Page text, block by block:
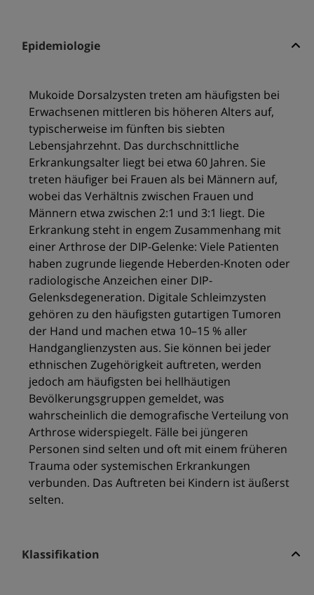
Epidemiologie
Mukoide Dorsalzysten treten am häufigsten bei
Erwachsenen mittleren bis höheren Alters auf,
typischerweise im fünften bis siebten
Lebensjahrzehnt. Das durchschnittliche
Erkrankungsalter liegt bei etwa 60 Jahren. Sie
treten häufiger bei Frauen als bei Männern auf,
wobei das Verhältnis zwischen Frauen und
Männern etwa zwischen 2:1 und 3:1 liegt. Die
Erkrankung steht in engem Zusammenhang mit
einer Arthrose der DIP-Gelenke: Viele Patienten
haben zugrunde liegende Heberden-Knoten oder
radiologische Anzeichen einer DIP-
Gelenksdegeneration. Digitale Schleimzysten
gehören zu den häufigsten gutartigen Tumoren
der Hand und machen etwa 10–15 % aller
Handganglienzysten aus. Sie können bei jeder
ethnischen Zugehörigkeit auftreten, werden
jedoch am häufigsten bei hellhäutigen
Bevölkerungsgruppen gemeldet, was
wahrscheinlich die demografische Verteilung von
Arthrose widerspiegelt. Fälle bei jüngeren
Personen sind selten und oft mit einem früheren
Trauma oder systemischen Erkrankungen
verbunden. Das Auftreten bei Kindern ist äußerst
selten.
Klassifikation